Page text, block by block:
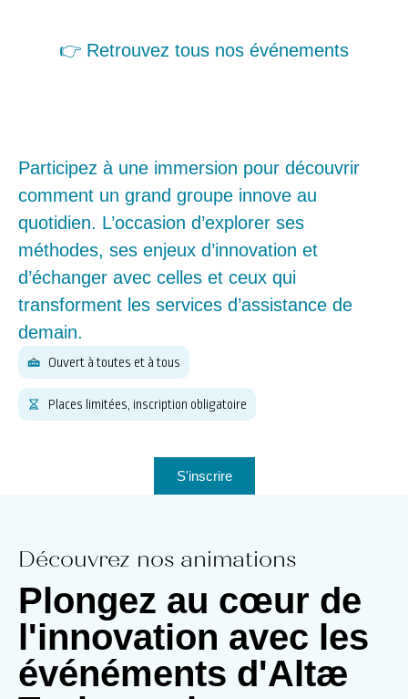
👉 Retrouvez tous nos événements
Participez à une immersion pour découvrir
comment un grand groupe innove au
quotidien. L’occasion d’explorer ses
méthodes, ses enjeux d’innovation et
d’échanger avec celles et ceux qui
transforment les services d’assistance de
demain.
Ouvert à toutes et à tous
Places limitées, inscription obligatoire
S'inscrire
Découvrez nos animations
Plongez au cœur de
l'innovation avec les
événéments d'Altæ